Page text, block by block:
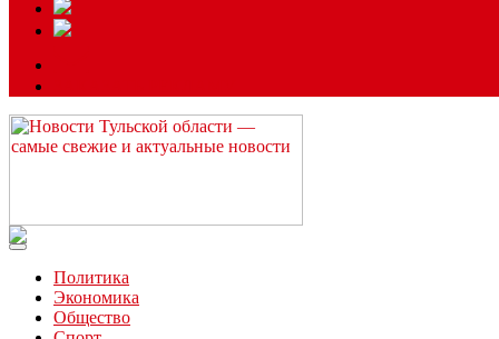
Читайте последние новости дня в Тульской области на сайте
Политика
Экономика
Общество